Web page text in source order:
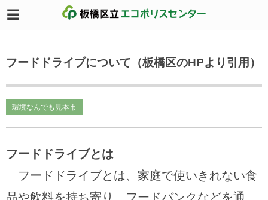
フードドライブについて（板橋区のHPより引用）
環境なんでも見本市
フードドライブとは
フードドライブとは、家庭で使いきれない食
品や飲料を持ち寄り、フードバンクなどを通